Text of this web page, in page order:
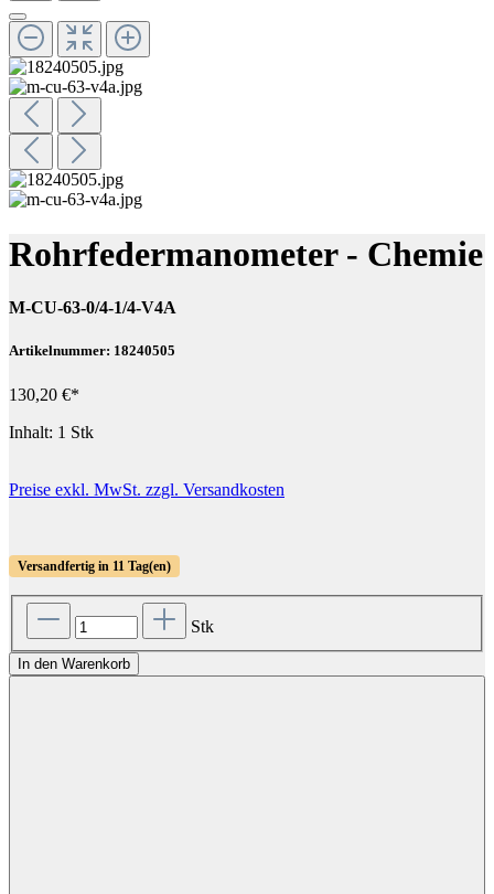
Rohrfedermanometer - Chemie
M-CU-63-0/4-1/4-V4A
Artikelnummer: 18240505
130,20 €*
Inhalt: 1 Stk
Preise exkl. MwSt. zzgl. Versandkosten
Versandfertig in 11 Tag(en)
Stk
In den Warenkorb